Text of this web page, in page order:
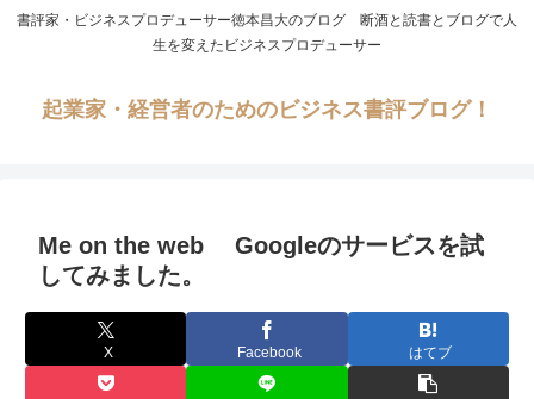
書評家・ビジネスプロデューサー徳本昌大のブログ 断酒と読書とブログで人
生を変えたビジネスプロデューサー
起業家・経営者のためのビジネス書評ブログ！
Me on the web Googleのサービスを試
してみました。
X Facebook はてブ